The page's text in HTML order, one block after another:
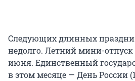
Следующих длинных
недолго. Летний мини-отпуск
июня. Единственный
в этом месяце — День России